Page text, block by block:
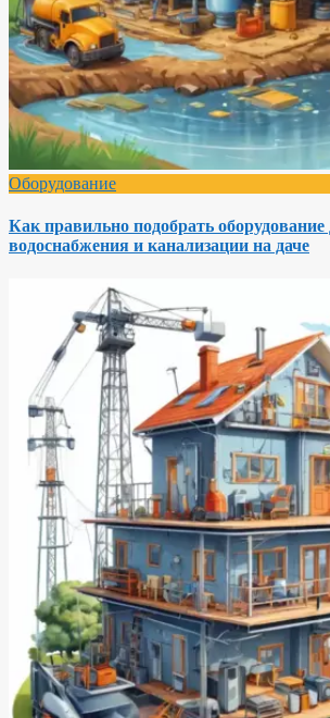
Оборудование
Как правильно подобрать оборудование
водоснабжения и канализации на даче